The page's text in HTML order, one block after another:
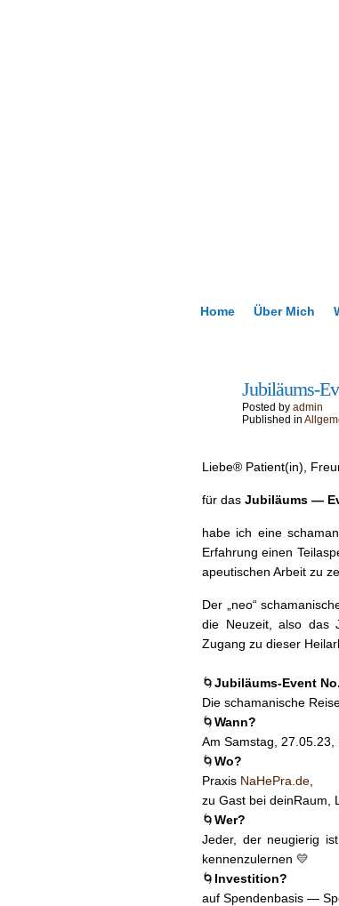
Home Über Mich
Jubiläums-
Posted by admin
Published in
Liebe® Patient(in),
für das Jubiläums —
habe ich eine
Erfahrung einen
a­peutis­chen Arbeit zu
Der „neo“
die Neuzeit, also das
Zugang zu dieser
🌀Jubiläums-Event
Die schaman­is­che
🌀Wann?
Am Sam­stag, 27.05.23,
🌀Wo?
Prax­is NaHePra.de
zu Gast bei dein­Raum,
🌀Wer?
Jed­er, der neugierig
kennenzulernen 💛
🌀 Investi­tion?
auf Spenden­ba­sis —